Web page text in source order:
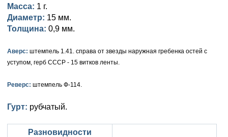
Памятные и донативные
Памятные и донативные
Для Финляндии
Медь
Русско-Польские
Серебро
Для Грузии
Золото
Екатерина II (1762-1796)
Серебро
Елизавета I (1741-1762)
Масса: 1 г.
Диаметр: 15 мм.
Толщина: 0,9 мм.
Аверс: штемпель 1.41. справа от звезды наружная гребенка остей с
уступом, герб СССР - 15 витков ленты.
Реверс: штемпель Ф-114.
Гурт: рубчатый.
Разновидности